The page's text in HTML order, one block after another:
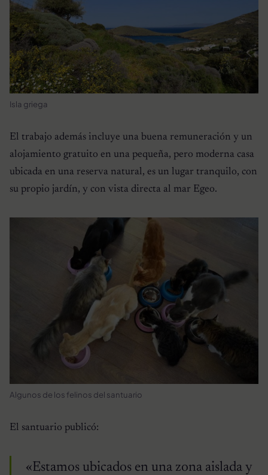
Isla griega
El trabajo además incluye una buena remuneración y un
alojamiento gratuito en una pequeña, pero moderna casa
ubicada en una reserva natural, es un lugar tranquilo, con
su propio jardín, y con vista directa al mar Egeo.
Algunos de los felinos del santuario
El santuario publicó:
«Estamos ubicados en una zona aislada y